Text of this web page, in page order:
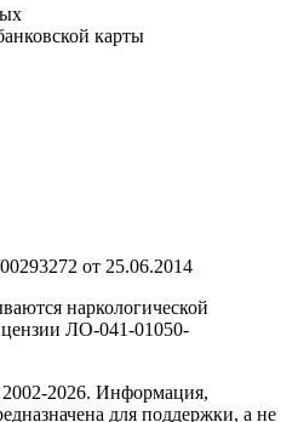
от 25.06.2014
наркологической
ЛО-041-01050-
2026. Информация,
для поддержки, а не